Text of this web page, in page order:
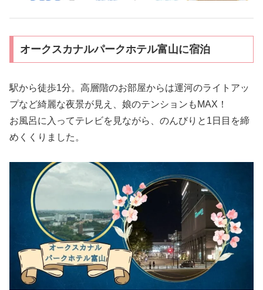
オークスカナルパークホテル富山に宿泊
駅から徒歩1分。高層階のお部屋からは運河のライトアッ
プなど綺麗な夜景が見え、娘のテンションもMAX！
お風呂に入ってテレビを見ながら、のんびりと1日目を締
めくくりました。